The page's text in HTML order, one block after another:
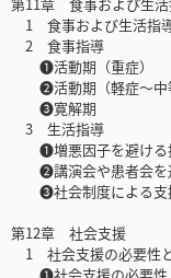
1 食事および生活指
2 食事指導
❶活動期（重症）
❷活動期（軽症～中
❸寛解期
3 生活指導
❶増悪因子を避ける
❷講演会や患者会を
❸社会制度による支
第12章 社会支援
1 社会支援の必要性